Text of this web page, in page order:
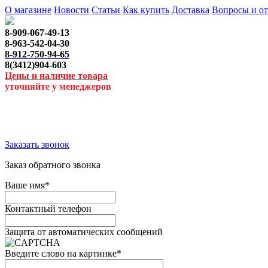
О магазине Новости Статьи Как купить Доставка Вопросы и
8-909-067-49-13
8-963-542-04-30
8-912-750-94-65
8(3412)904-603
Цены и наличие товара
уточняйте у менеджеров
Заказать звонок
Заказ обратного звонка
Ваше имя*
Контактный телефон
Защита от автоматических сообщений
Введите слово на картинке*